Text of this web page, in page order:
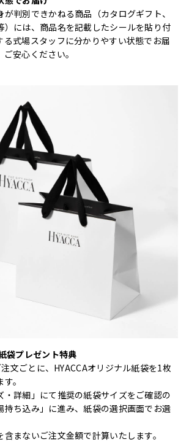
判別できかねる商品（カタログギフト、
）には、商品名を記載したシールを貼り付
る式場スタッフに分かりやすい状態でお届
安心ください。
袋プレゼント特典
文ごとに、HYACCAオリジナル紙袋を1枚
。
・詳細」にて推奨の紙袋サイズをご確認の
持ち込み」に進み、紙袋の選択画面でお選
まないご注文金額で計算いたします。